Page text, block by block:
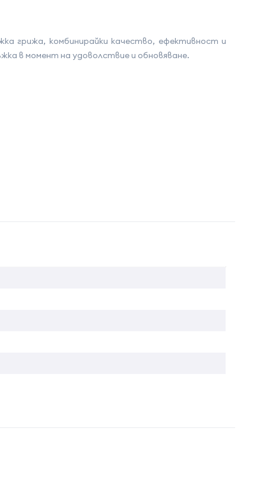
грижа, комбинирайки качество, ефективност и
в момент на удоволствие и обновяване.